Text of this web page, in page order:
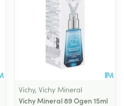
Vichy, Vichy Mineral
Vichy Mineral 89 Ogen 15ml